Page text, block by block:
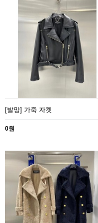
[발망] 가죽 자켓
0원